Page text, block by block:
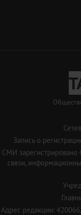
Запись о
СМИ
связи,
Адрес редакции: 420066,